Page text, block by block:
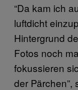
“Da kam ich
luftdicht
Hintergrund
Fotos noch
fokussieren
der Pärchen”,